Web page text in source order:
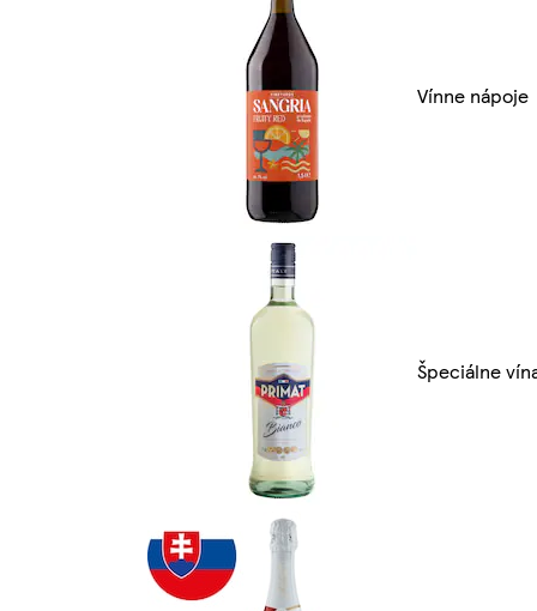
Vínne nápoje
Špeciálne